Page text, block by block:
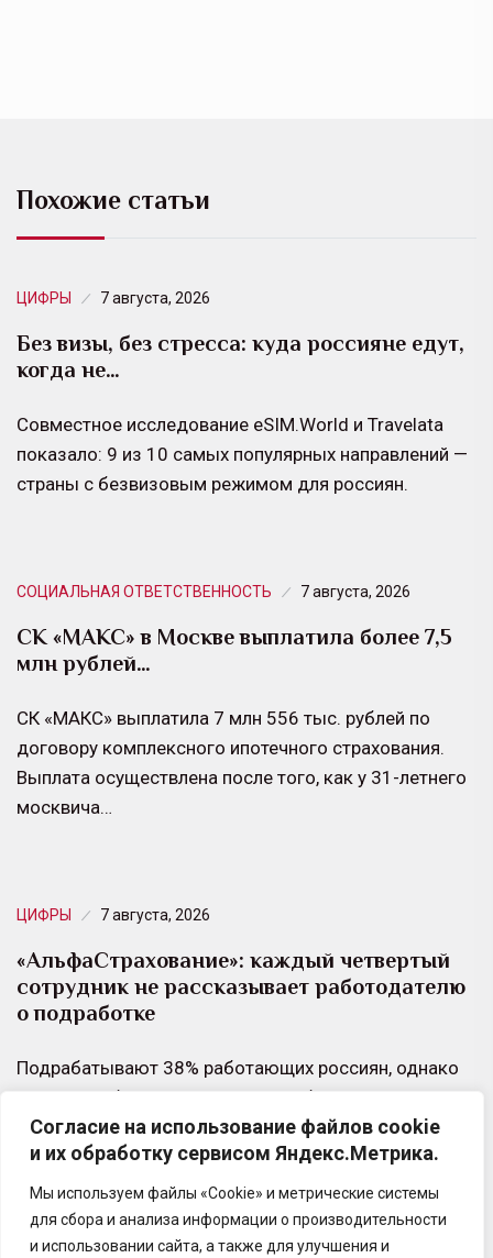
Согласие на использование файлов cookie
и их обработку сервисом Яндекс.Метрика.
Мы используем файлы «Cookie» и метрические системы
для сбора и анализа информации о производительности
и использовании сайта, а также для улучшения и
Похожие статьи
ЦИФРЫ 7 августа, 2026
Без визы, без стресса: куда россияне едут,
когда не…
Совместное исследование eSIM.World и Travelata
показало: 9 из 10 самых популярных направлений —
страны с безвизовым режимом для россиян.
СОЦИАЛЬНАЯ ОТВЕТСТВЕННОСТЬ 7 августа, 2026
СК «МАКС» в Москве выплатила более 7,5
млн рублей…
СК «МАКС» выплатила 7 млн 556 тыс. рублей по
договору комплексного ипотечного страхования.
Выплата осуществлена после того, как у 31-летнего
москвича…
ЦИФРЫ 7 августа, 2026
«АльфаСтрахование»: каждый четвертый
сотрудник не рассказывает работодателю
о подработке
Подрабатывают 38% работающих россиян, однако
говорить об этом на основной работе готовы далеко
не все. Каждый четвертый признался, что
работодатель не…